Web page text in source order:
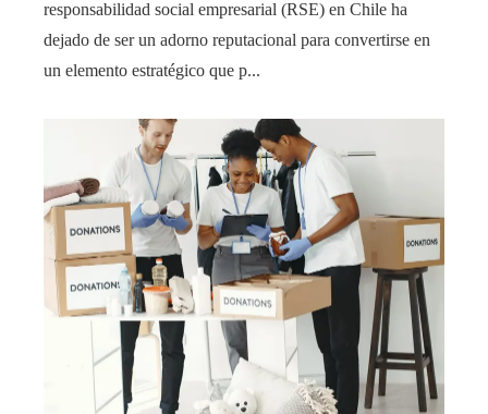
responsabilidad social empresarial (RSE) en Chile ha
dejado de ser un adorno reputacional para convertirse en
un elemento estratégico que p...